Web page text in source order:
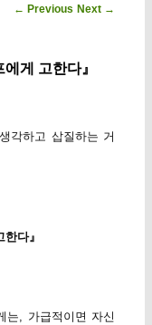
Post navigation
← Previous Next →
게 고한다』
각하고 삽질하는 거
다』
는, 가급적이면 자신